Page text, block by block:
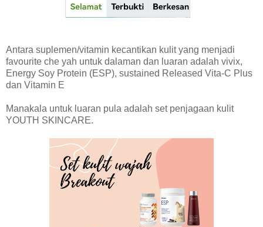
Antara suplemen/vitamin kecantikan kulit yang menjadi
favourite che yah untuk dalaman dan luaran adalah vivix,
Energy Soy Protein (ESP), sustained Released Vita-C Plus
dan Vitamin E
Manakala untuk luaran pula adalah set penjagaan kulit
YOUTH SKINCARE.